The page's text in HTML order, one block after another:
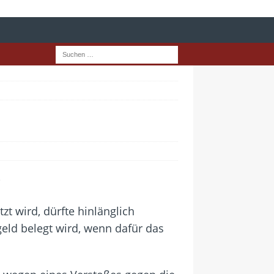
wird, dürfte hinlänglich
belegt wird, wenn dafür das